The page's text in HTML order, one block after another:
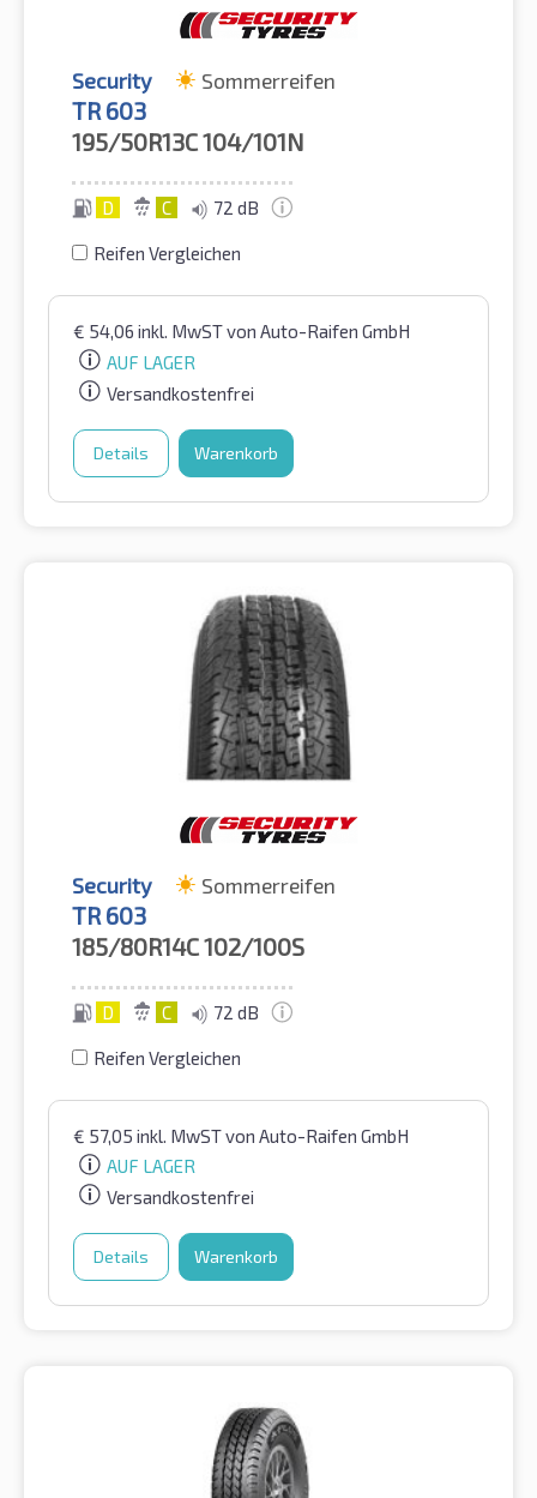
Security Sommerreifen
TR 603
195/50R13C104/101N
D C 72 dB
Reifen Vergleichen
€ 54,06 inkl. MwSTvon Auto-Raifen GmbH
AUF LAGER
Versandkostenfrei
Details Warenkorb
Security Sommerreifen
TR 603
185/80R14C102/100S
D C 72 dB
Reifen Vergleichen
€ 57,05 inkl. MwSTvon Auto-Raifen GmbH
AUF LAGER
Versandkostenfrei
Details Warenkorb